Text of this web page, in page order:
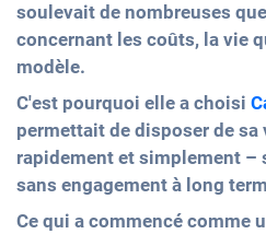
soulevait de nombreuses
concernant les coûts, la vie
modèle.
C'est pourquoi elle a choisi
permettait de disposer de
rapidement et simplement –
sans engagement à long
Ce qui a commencé comme